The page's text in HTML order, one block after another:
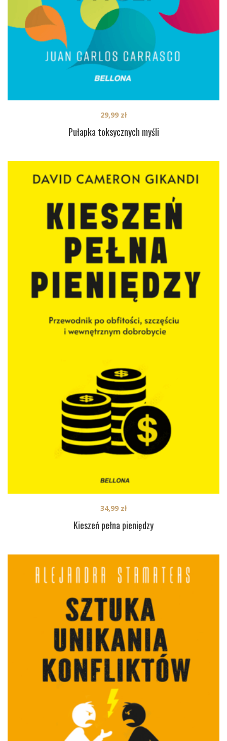
Pułapka toksycznych myśli
29,99 zł
Kieszeń pełna pieniędzy
34,99 zł